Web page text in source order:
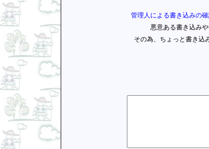
管理人による書き込みの
悪意ある書き込み
その為、ちょっと書き込